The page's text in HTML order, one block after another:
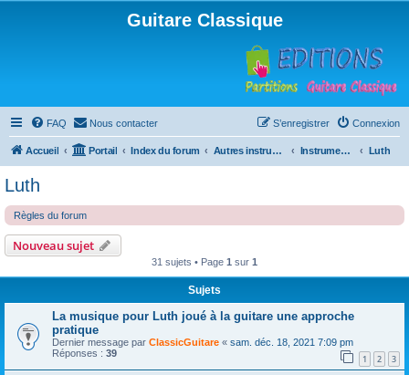
Guitare Classique
FAQ Nous contacter Connexion
S’enregistrer
Accueil Portail Index du forum Autres instruments à cordes pincées, ou styles Instruments anciens Luth
Luth
Règles du forum
Nouveau sujet
31 sujets • Page 1 sur 1
Sujets
La musique pour Luth joué à la guitare une approche
pratique
Dernier message par ClassicGuitare « sam. déc. 18, 2021 7:09 pm
Réponses : 39 1 2 3